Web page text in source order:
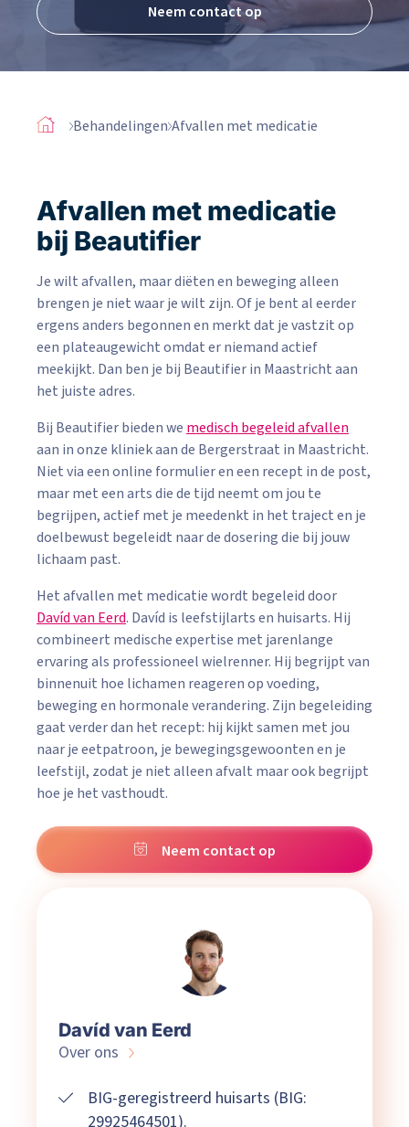
Neem contact op
Behandelingen Afvallen met medicatie
Afvallen met medicatie
bij Beautifier
Je wilt afvallen, maar diëten en beweging alleen
brengen je niet waar je wilt zijn. Of je bent al eerder
ergens anders begonnen en merkt dat je vastzit op
een plateaugewicht omdat er niemand actief
meekijkt. Dan ben je bij Beautifier in Maastricht aan
het juiste adres.
Bij Beautifier bieden we medisch begeleid afvallen
aan in onze kliniek aan de Bergerstraat in Maastricht.
Niet via een online formulier en een recept in de post,
maar met een arts die de tijd neemt om jou te
begrijpen, actief met je meedenkt in het traject en je
doelbewust begeleidt naar de dosering die bij jouw
lichaam past.
Het afvallen met medicatie wordt begeleid door
Davíd van Eerd. Davíd is leefstijlarts en huisarts. Hij
combineert medische expertise met jarenlange
ervaring als professioneel wielrenner. Hij begrijpt van
binnenuit hoe lichamen reageren op voeding,
beweging en hormonale verandering. Zijn begeleiding
gaat verder dan het recept: hij kijkt samen met jou
naar je eetpatroon, je bewegingsgewoonten en je
leefstijl, zodat je niet alleen afvalt maar ook begrijpt
hoe je het vasthoudt.
Neem contact op
Davíd van Eerd
Over ons
BIG-geregistreerd huisarts (BIG:
29925464501).